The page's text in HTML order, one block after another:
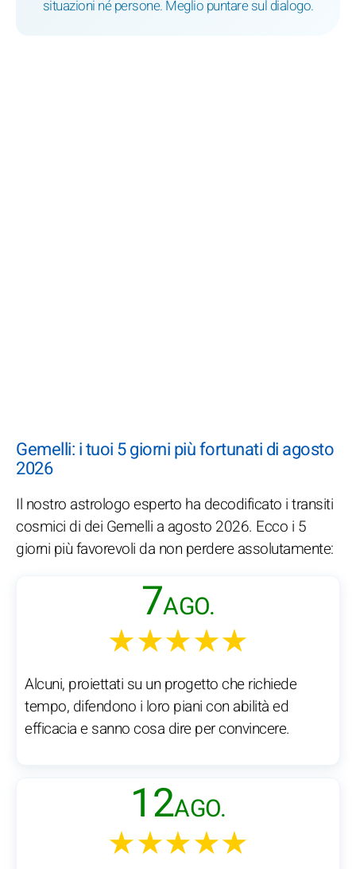
situazioni né persone. Meglio puntare sul dialogo.
Gemelli: i tuoi 5 giorni più fortunati di agosto
2026
Il nostro astrologo esperto ha decodificato i transiti
cosmici di dei Gemelli a agosto 2026. Ecco i 5
giorni più favorevoli da non perdere assolutamente:
7AGO.
★★★★★
Alcuni, proiettati su un progetto che richiede
tempo, difendono i loro piani con abilità ed
efficacia e sanno cosa dire per convincere.
12AGO.
★★★★★